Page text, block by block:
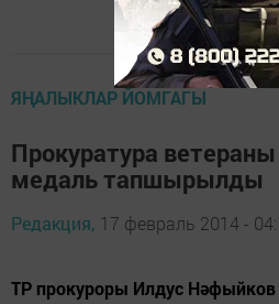
ЯҢАЛЫКЛАР ЙОМГАГЫ
Прокуратура
медаль тапшырылды
Редакция, 17 февраль 2014 -
ТР прокуроры Илдус Нәфыйков